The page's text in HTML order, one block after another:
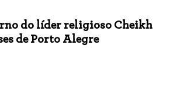
do líder religioso Cheikh
de Porto Alegre